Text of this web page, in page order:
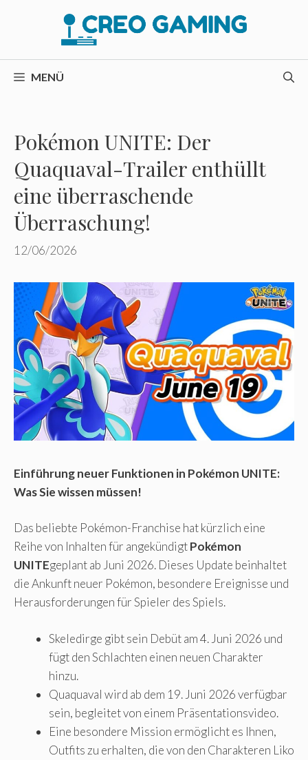
MENÜ
Pokémon UNITE: Der
Quaquaval-Trailer enthüllt
eine überraschende
Überraschung!
12/06/2026
Einführung neuer Funktionen in Pokémon UNITE:
Was Sie wissen müssen!
Das beliebte Pokémon-Franchise hat kürzlich eine
Reihe von Inhalten für angekündigtPokémon
UNITEgeplant ab Juni 2026. Dieses Update beinhaltet
die Ankunft neuer Pokémon, besondere Ereignisse und
Herausforderungen für Spieler des Spiels.
Skeledirge gibt sein Debüt am 4. Juni 2026 und
fügt den Schlachten einen neuen Charakter
hinzu.
Quaquaval wird ab dem 19. Juni 2026 verfügbar
sein, begleitet von einem Präsentationsvideo.
Eine besondere Mission ermöglicht es Ihnen,
Outfits zu erhalten, die von den Charakteren Liko